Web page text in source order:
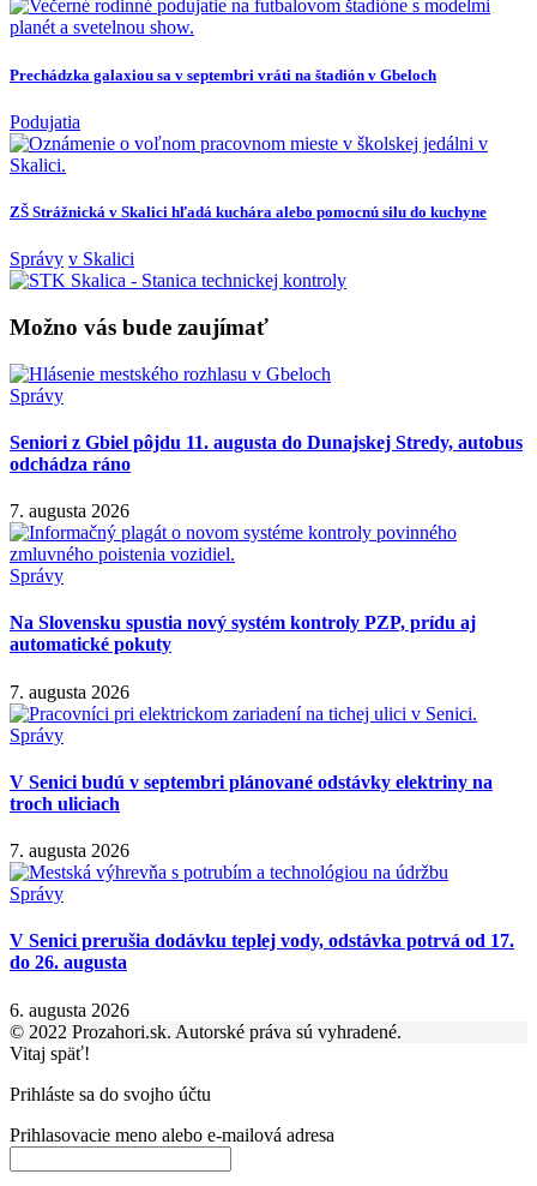
Prechádzka galaxiou sa v septembri vráti na štadión v Gbeloch
Podujatia
ZŠ Strážnická v Skalici hľadá kuchára alebo pomocnú silu do kuchyne
Správy v Skalici
Možno vás bude zaujímať
Správy
Seniori z Gbiel pôjdu 11. augusta do Dunajskej Stredy, autobus
odchádza ráno
7. augusta 2026
Správy
Na Slovensku spustia nový systém kontroly PZP, prídu aj
automatické pokuty
7. augusta 2026
Správy
V Senici budú v septembri plánované odstávky elektriny na
troch uliciach
7. augusta 2026
Správy
V Senici prerušia dodávku teplej vody, odstávka potrvá od 17.
do 26. augusta
6. augusta 2026
© 2022 Prozahori.sk. Autorské práva sú vyhradené.
Vitaj späť!
Prihláste sa do svojho účtu
Prihlasovacie meno alebo e-mailová adresa